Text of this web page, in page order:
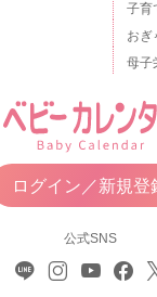
子育
おぎ
母子
ログイン／新規登
公式SNS